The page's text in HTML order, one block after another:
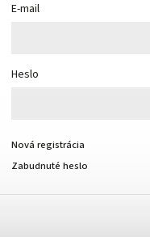
E-mail
Heslo
Nová registrácia
Zabudnuté heslo